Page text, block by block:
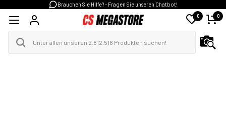
Brauchen Sie Hilfe? - Fragen Sie unseren Chatbot!
0 0